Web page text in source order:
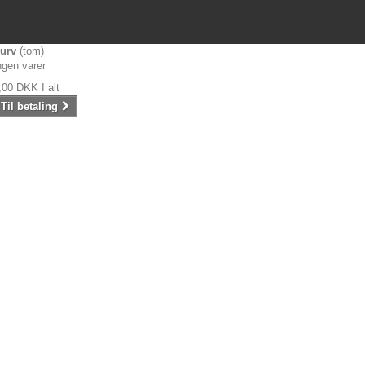
(tom)
varer
DKK
I alt
Til betaling